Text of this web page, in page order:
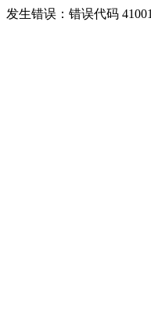
发生错误：错误代码